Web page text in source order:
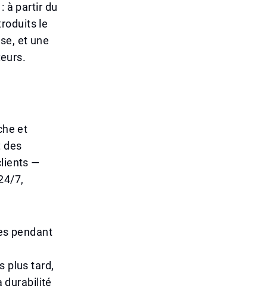
à partir du
le
et une
et
des
—
7,
pendant
plus tard,
durabilité